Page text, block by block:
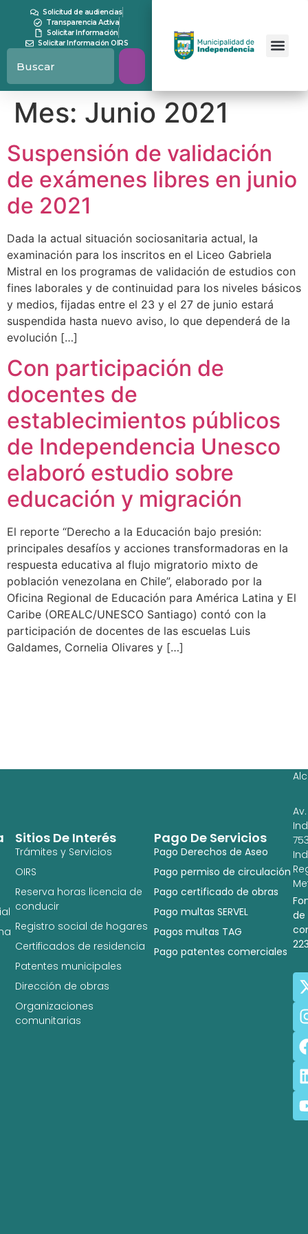
contenidoSolicitud de audiencias
Transparencia Activa
Solicitar Información
Solicitar Información OIRS
Mes: Junio 2021
Suspensión de validación
de exámenes libres en junio
de 2021
Dada la actual situación sociosanitaria actual, la
examinación para los inscritos en el Liceo Gabriela
Mistral en los programas de validación de estudios con
fines laborales y de continuidad para los niveles básicos
y medios, fijadas entre el 23 y el 27 de junio estará
suspendida hasta nuevo aviso, lo que dependerá de la
evolución […]
Con participación de
docentes de
establecimientos públicos
de Independencia Unesco
elaboró estudio sobre
educación y migración
El reporte “Derecho a la Educación bajo presión:
principales desafíos y acciones transformadoras en la
respuesta educativa al flujo migratorio mixto de
población venezolana en Chile”, elaborado por la
Oficina Regional de Educación para América Latina y El
Caribe (OREALC/UNESCO Santiago) contó con la
participación de docentes de las escuelas Luis
Galdames, Cornelia Olivares y […]
Pago De Servicios
Pago Derechos de Aseo
Pago permiso de circulación
Pago certificado de obras
Pago multas SERVEL
Pagos multas TAG
Pago patentes comerciales
Sitios De Interés
Trámites y Servicios
OIRS
Reserva horas licencia de
conducir
Registro social de hogares
Certificados de residencia
Patentes municipales
Dirección de obras
Organizaciones
comunitarias
Av.
de